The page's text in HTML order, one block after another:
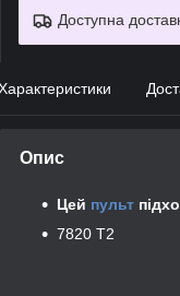
Доступна
Опис
Цей пульт
7820 T2